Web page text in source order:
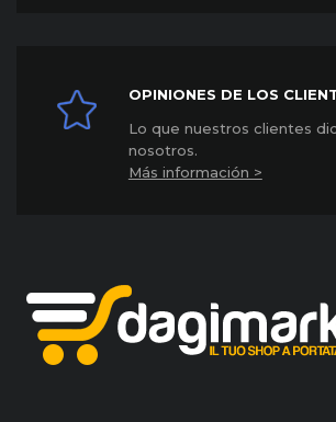
OPINIONES DE LOS
Lo que nuestros clientes
nosotros.
Más información >